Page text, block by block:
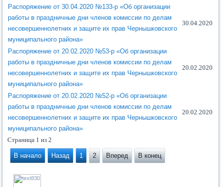
Распоряжение от 30.04.2020 №133-р «Об организации
работы в праздничные дни членов комиссии по делам
несовершеннолетних и защите их прав Чернышковского
муниципального района»
30.04.2020
Распоряжение от 20.02.2020 №53-р «Об организации
работы в праздничные дни членов комиссии по делам
несовершеннолетних и защите их прав Чернышковского
муниципального района»
20.02.2020
Распоряжение от 20.02.2020 №52-р «Об организации
работы в праздничные дни членов комиссии по делам
несовершеннолетних и защите их прав Чернышковского
муниципального района»
20.02.2020
Страница 1 из 2
В начало Назад 1 2 Вперед В конец